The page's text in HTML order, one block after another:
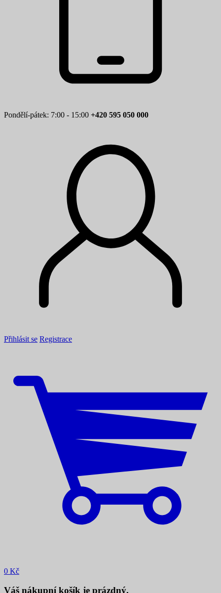
Pondělí-pátek: 7:00 - 15:00 +420 595 050 000
Přihlásit se Registrace
0 Kč
Váš nákupní košík je prázdný.